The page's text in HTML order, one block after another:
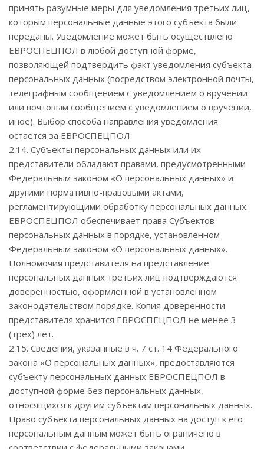
принять разумные меры для уведомления третьих лиц,
которым персональные данные этого субъекта были
переданы. Уведомление может быть осуществлено
ЕВРОСПЕЦПОЛ в любой доступной форме,
позволяющей подтвердить факт уведомления субъекта
персональных данных (посредством электронной почты,
телеграфным сообщением с уведомлением о вручении
или почтовым сообщением с уведомлением о вручении,
иное). Выбор способа направления уведомления
остается за ЕВРОСПЕЦПОЛ.
2.14. Субъекты персональных данных или их
представители обладают правами, предусмотренными
Федеральным законом «О персональных данных» и
другими нормативно-правовыми актами,
регламентирующими обработку персональных данных.
ЕВРОСПЕЦПОЛ обеспечивает права Субъектов
персональных данных в порядке, установленном
Федеральным законом «О персональных данных».
Полномочия представителя на представление
персональных данных третьих лиц подтверждаются
доверенностью, оформленной в установленном
законодательством порядке. Копия доверенности
представителя хранится ЕВРОСПЕЦПОЛ не менее 3
(трех) лет.
2.15. Сведения, указанные в ч. 7 ст. 14 Федерального
закона «О персональных данных», предоставляются
субъекту персональных данных ЕВРОСПЕЦПОЛ в
доступной форме без персональных данных,
относящихся к другим субъектам персональных данных.
Право субъекта персональных данных на доступ к его
персональным данным может быть ограничено в